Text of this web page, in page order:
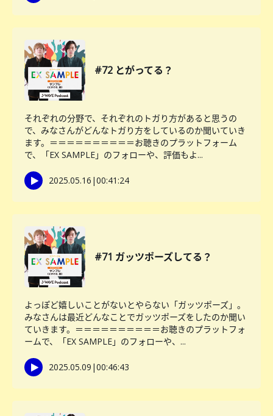
#72 とがってる？
それぞれの分野で、それぞれのトガり方があると思うの
で、みなさんがどんなトガり方をしているのか聞いていき
ます。＝＝＝＝＝＝＝＝＝＝お聴きのプラットフォーム
で、「EX SAMPLE」のフォローや、評価もよ...
2025.05.16 |00:41:24
#71 ガッツポーズしてる？
よっぽど嬉しいことがないとやらない「ガッツポーズ」。
みなさんは最近どんなことでガッツポーズをしたのか聞い
ていきます。＝＝＝＝＝＝＝＝＝＝お聴きのプラットフォ
ームで、「EX SAMPLE」のフォローや、...
2025.05.09 |00:46:43